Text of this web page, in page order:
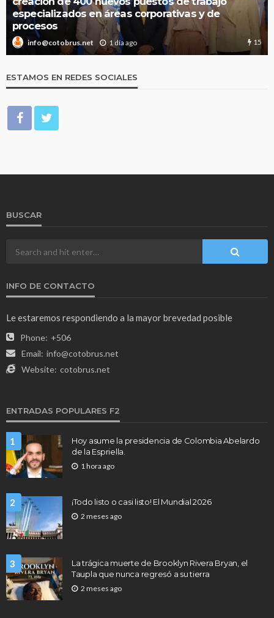
especializados en áreas corporativas y de
procesos
info@cotobrus.net 1 día ago 15
ESTAMOS EN REDES SOCIALES
BUSCAR
INFO DE CONTACTO
Le estaremos respondiendo a la mayor brevedad posible
Phone: +506
Email: info@cotobrus.net
Website: cotobrus.net
ENTRADAS POPULARES F2
1
Hoy asume la presidencia de Colombia Abelardo
de la Espriella.
1 hora ago
2 ¡Todo listo o casi listo! El Mundial 2026
2 meses ago
3
La trágica muerte de Brooklyn Rivera Bryan, el
Taupla que nunca regresó a su tierra
2 meses ago